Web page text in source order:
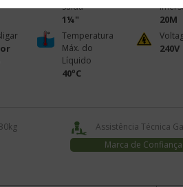
Saída
1¼" 20M
Temperatura
Máx. do
Líquido
40ºC
240V
Assistência Técnica
Marca de Confiança